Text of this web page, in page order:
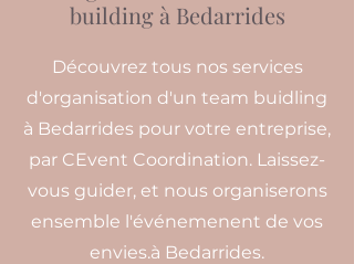
building à Bedarrides
Découvrez tous nos services
d'organisation d'un team buidling
à Bedarrides pour votre entreprise,
par CEvent Coordination. Laissez-
vous guider, et nous organiserons
ensemble l'événemenent de vos
envies.à Bedarrides.